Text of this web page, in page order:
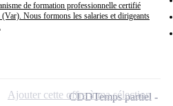
de formation professionnelle certifié
Nous formons les salaries et dirigeants
CDDTemps partiel
Ajouter cette offre à ma sélection